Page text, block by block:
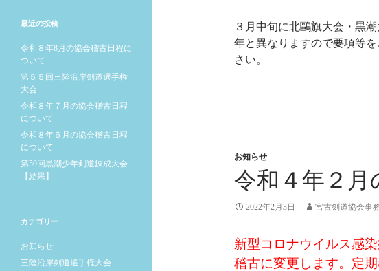
３月中旬に北鷗旗大会・黒
年と異なりますので要項等
さい。
お知らせ
令和４年２月
2022年2月3日 宮古剣道協会事
新型コロナウイルス感
稽古に変更します。定
最近の投稿
令和８年8月の協会稽古日程に
ついて
第５５回三陸沿岸剣道選手権
大会
令和８年７月の協会稽古日程
について
令和８年６月の協会稽古日程
について
第50回黒潮少年剣道錬成大会
【結果】
カテゴリー
お知らせ
三陸沿岸剣道選手権大会